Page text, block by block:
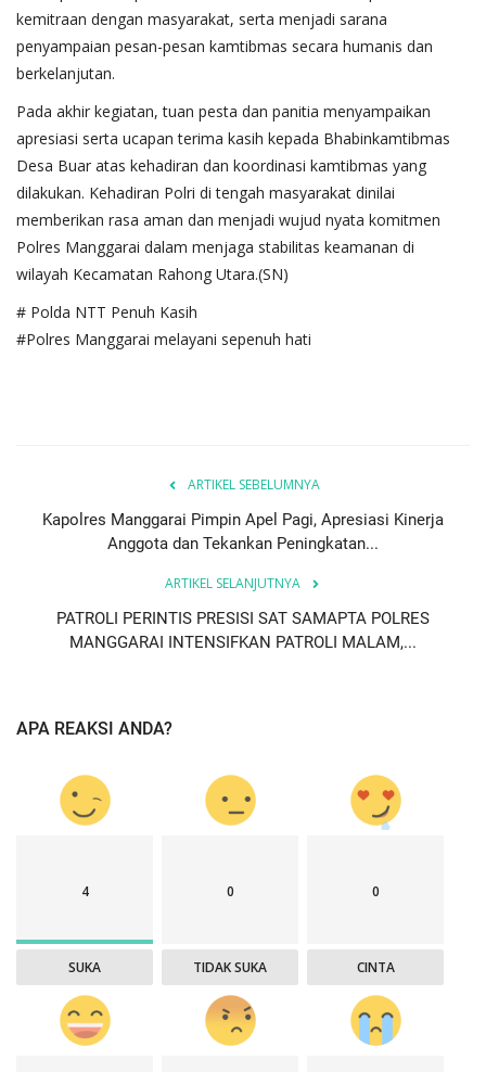
kemitraan dengan masyarakat, serta menjadi sarana
penyampaian pesan-pesan kamtibmas secara humanis dan
berkelanjutan.
Pada akhir kegiatan, tuan pesta dan panitia menyampaikan
apresiasi serta ucapan terima kasih kepada Bhabinkamtibmas
Desa Buar atas kehadiran dan koordinasi kamtibmas yang
dilakukan. Kehadiran Polri di tengah masyarakat dinilai
memberikan rasa aman dan menjadi wujud nyata komitmen
Polres Manggarai dalam menjaga stabilitas keamanan di
wilayah Kecamatan Rahong Utara.(SN)
# Polda NTT Penuh Kasih
#Polres Manggarai melayani sepenuh hati
ARTIKEL SEBELUMNYA
Kapolres Manggarai Pimpin Apel Pagi, Apresiasi Kinerja
Anggota dan Tekankan Peningkatan...
ARTIKEL SELANJUTNYA
PATROLI PERINTIS PRESISI SAT SAMAPTA POLRES
MANGGARAI INTENSIFKAN PATROLI MALAM,...
APA REAKSI ANDA?
4
SUKA
0
TIDAK SUKA
0
CINTA